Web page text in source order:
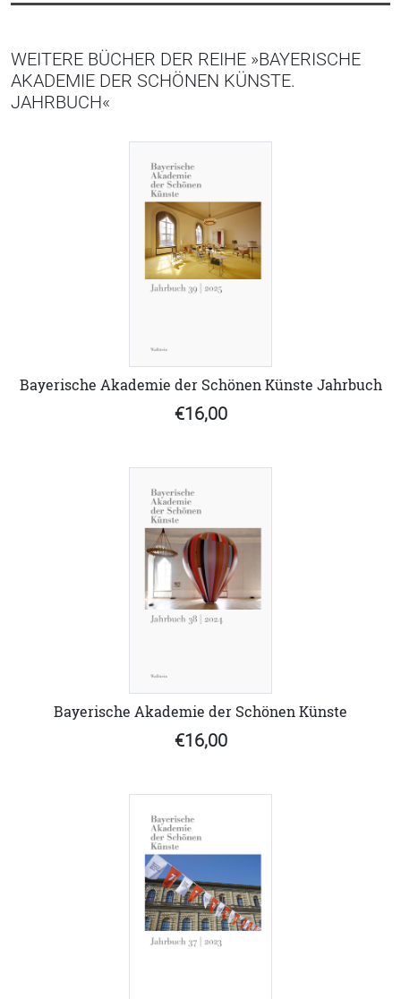
WEITERE BÜCHER DER REIHE »BAYERISCHE
AKADEMIE DER SCHÖNEN KÜNSTE.
JAHRBUCH«
Bayerische Akademie der Schönen Künste Jahrbuch
€16,00
Bayerische Akademie der Schönen Künste
€16,00